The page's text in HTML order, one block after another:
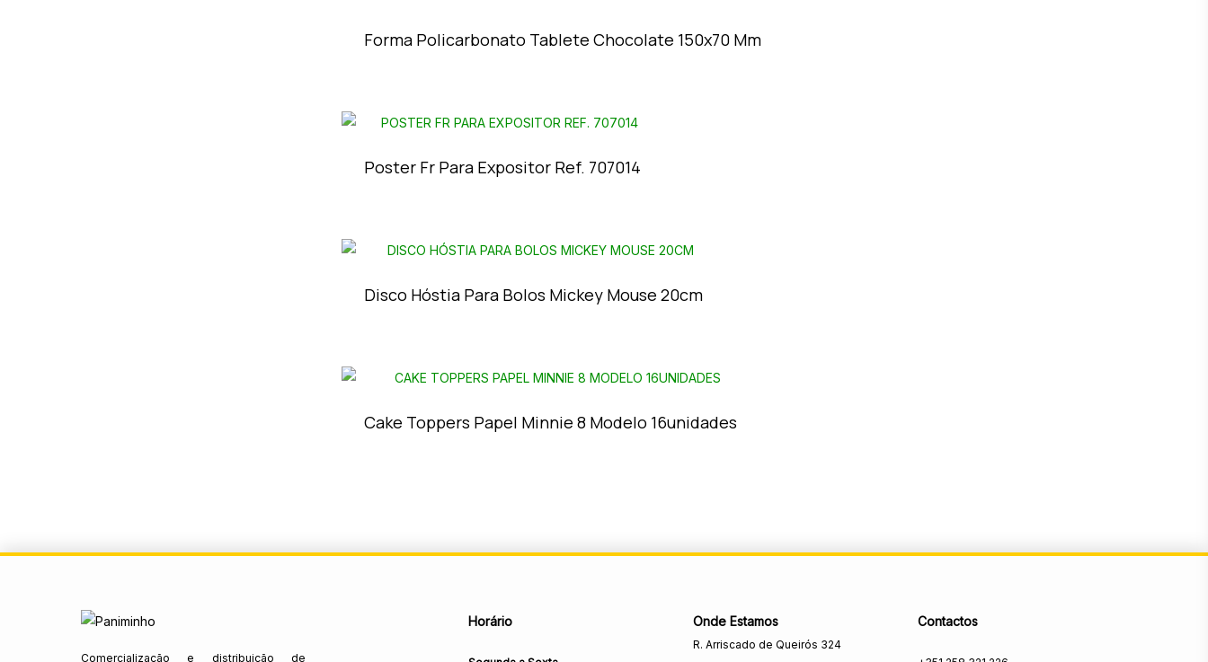
Forma Policarbonato Tablete Chocolate 150x70 Mm
Poster Fr Para Expositor Ref. 707014
Disco Hóstia Para Bolos Mickey Mouse 20cm
Cake Toppers Papel Minnie 8 Modelo 16unidades
Comercialização e distribuição de
Horário Onde Estamos
R. Arriscado de Queirós 324
Contactos